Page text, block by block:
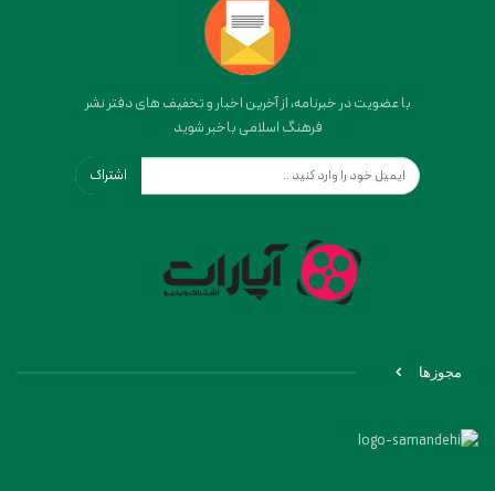
با عضویت در خبرنامه، از آخرین اخبار و تخفیف های دفتر نشر
فرهنگ اسلامی باخبر شوید
اشتراک
مجوزها